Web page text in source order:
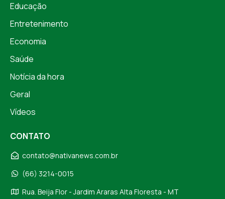
Educação
Entretenimento
Economia
Saúde
Notícia da hora
Geral
Vídeos
CONTATO
contato@nativanews.com.br
(66) 3214-0015
Rua. Beija Flor - Jardim Araras Alta Floresta - MT